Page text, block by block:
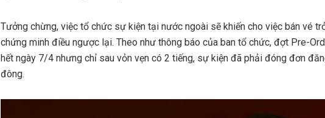
Tưởng chừng, việc tổ chức sự kiện tại nước ngoài sẽ khiến cho việc bán vé
chứng minh điều ngược lại. Theo như thông báo của ban tổ chức, đợt Pre-
hết ngày 7/4 nhưng chỉ sau vỏn vẹn có 2 tiếng, sự kiện đã phải đóng đơn
đông.